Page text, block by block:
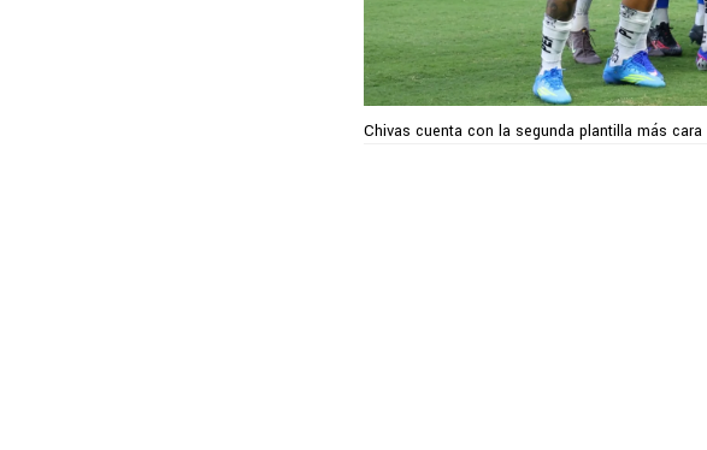
Chivas cuenta con la segunda plantilla más cara